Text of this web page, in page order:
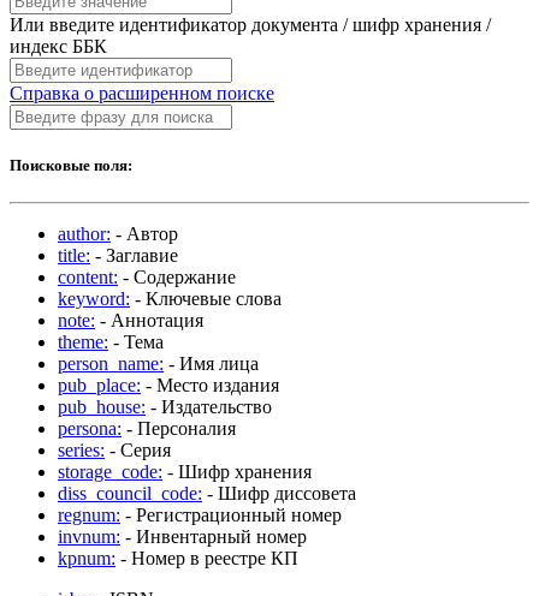
Или введите идентификатор документа / шифр хранения /
индекс ББК
Справка о расширенном поиске
Поисковые поля:
author: - Автор
title: - Заглавие
content: - Содержание
keyword: - Ключевые слова
note: - Аннотация
theme: - Тема
person_name: - Имя лица
pub_place: - Место издания
pub_house: - Издательство
persona: - Персоналия
series: - Серия
storage_code: - Шифр хранения
diss_council_code: - Шифр диссовета
regnum: - Регистрационный номер
invnum: - Инвентарный номер
kpnum: - Номер в реестре КП